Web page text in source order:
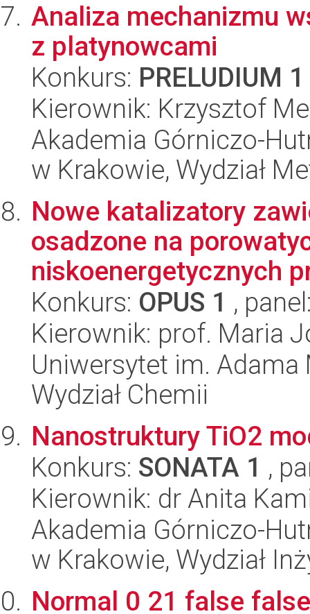
Analiza mechanizmu
z platynowcami
Konkurs: PRELUDIUM 1
Kierownik: Krzysztof
Akademia Górniczo-
w Krakowie, Wydział
Nowe katalizatory
osadzone na
niskoenergetycznych
Konkurs: OPUS 1 ,
Kierownik: prof. Maria
Uniwersytet im.
Wydział Chemii
Nanostruktury TiO2
Konkurs: SONATA 1 ,
Kierownik: dr Anita
Akademia Górniczo-
w Krakowie, Wydział
Normal 0 21 false